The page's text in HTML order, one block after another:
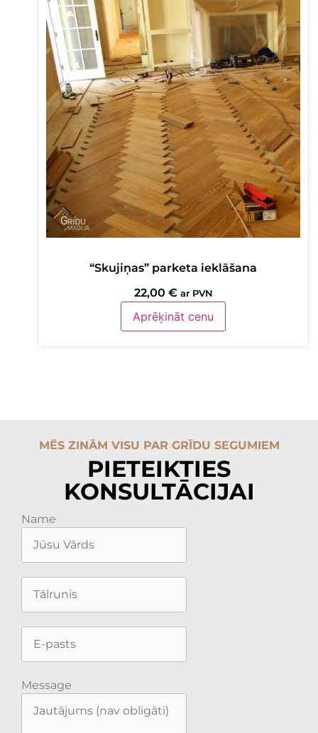
“Skujiņas” parketa ieklāšana
22,00 € ar PVN
Aprēķināt cenu
MĒS ZINĀM VISU PAR GRĪDU SEGUMIEM
PIETEIKTIES
KONSULTĀCIJAI
Name
Message